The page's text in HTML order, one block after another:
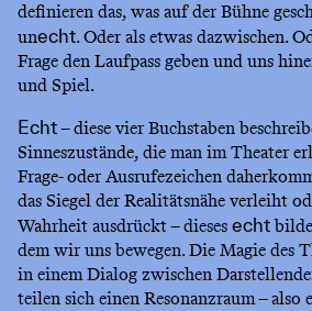
definieren das, was auf der Bühne
unecht. Oder als etwas dazwischen.
Frage den Laufpass geben und uns
und Spiel.
Echt– diese vier Buchstaben
Sinneszustände, die man im Theater
Frage- oder Ausrufezeichen
das Siegel der Realitätsnähe verleiht
Wahrheit ausdrückt – dieses echt
dem wir uns bewegen. Die Magie des
in einem Dialog zwischen
teilen sich einen Resonanzraum – also